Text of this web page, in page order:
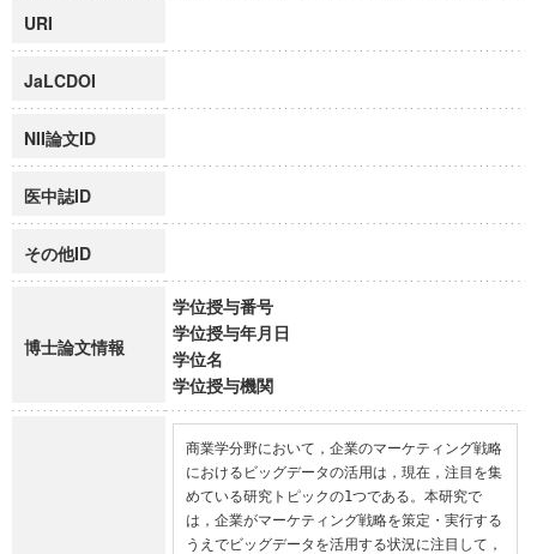
URI
JaLCDOI
NII論文ID
医中誌ID
その他ID
博士論文情報
学位授与番号
学位授与年月日
学位名
学位授与機関
商業学分野において，企業のマーケティング戦略
におけるビッグデータの活用は，現在，注目を集
めている研究トピックの1つである。本研究で
は，企業がマーケティング戦略を策定・実行する
うえでビッグデータを活用する状況に注目して，